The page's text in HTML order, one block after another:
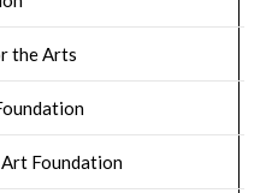
the Arts
Foundation